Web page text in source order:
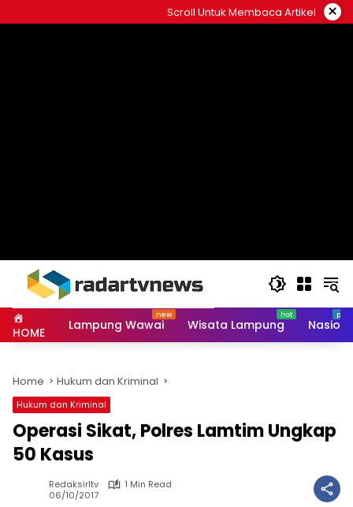
to
Scroll Untuk Membaca Artikel ×
HOME Lampung Wawai Wisata Lampung
Home Hukum dan Kriminal
Hukum dan Kriminal
Operasi Sikat, Polres Lamtim Ungkap
50 Kasus
Redaksirltv
1 Min Read
06/10/2017